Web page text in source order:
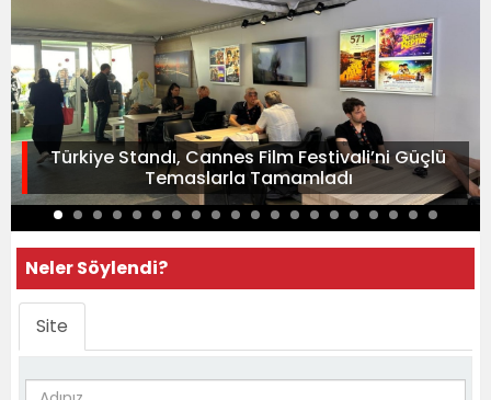
Türkiye Standı, Cannes Film Festivali’ni Güçlü
Temaslarla Tamamladı
Neler Söylendi?
Site